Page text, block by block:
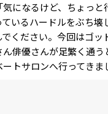
になるけど、ちょっと
いるハードルをぶち壊
ください。今回はゴッ
俳優さんが足繁く通う
トサロンへ行ってきま